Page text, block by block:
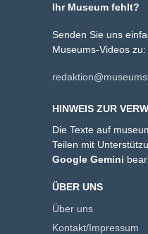
Ihr Museum fehlt?
Senden Sie uns
Museums-Videos zu:
HINWEIS ZUR
Die Texte auf
Teilen mit
Google Gemini
ÜBER UNS
Über uns
Kontakt/Impressum